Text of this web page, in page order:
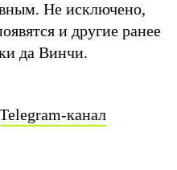
Не исключено,
и другие ранее
да Винчи.
Telegram-канал